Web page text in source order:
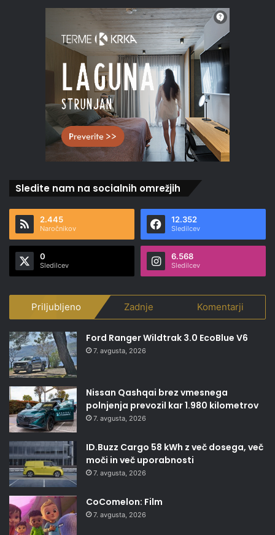
Sledite nam na socialnih omrežjih
2.445
Naročnikov
12.352
Sledilcev
0
Sledilcev
6.568
Sledilcev
Priljubljeno Zadnje Komentarji
Ford Ranger Wildtrak 3.0 EcoBlue V6
7. avgusta, 2026
Nissan Qashqai brez vmesnega
polnjenja prevozil kar 1.980 kilometrov
7. avgusta, 2026
ID.Buzz Cargo 58 kWh z več dosega, več
moči in več uporabnosti
7. avgusta, 2026
CoComelon: Film
7. avgusta, 2026